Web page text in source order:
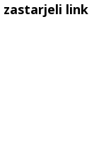
zastarjeli link